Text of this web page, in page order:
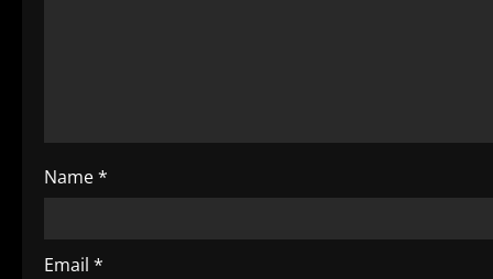
i
n
g
Name*
Email *